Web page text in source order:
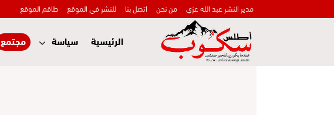
مدير النشر عبد الله عزي من نحن اتصل بنا للنشر في الموقع طاقم الموقع
الرئيسية سياسة مجتمع